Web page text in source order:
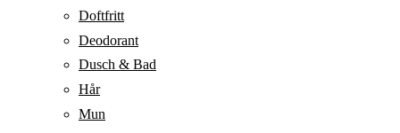
Doftfritt
Deodorant
Dusch & Bad
Hår
Mun